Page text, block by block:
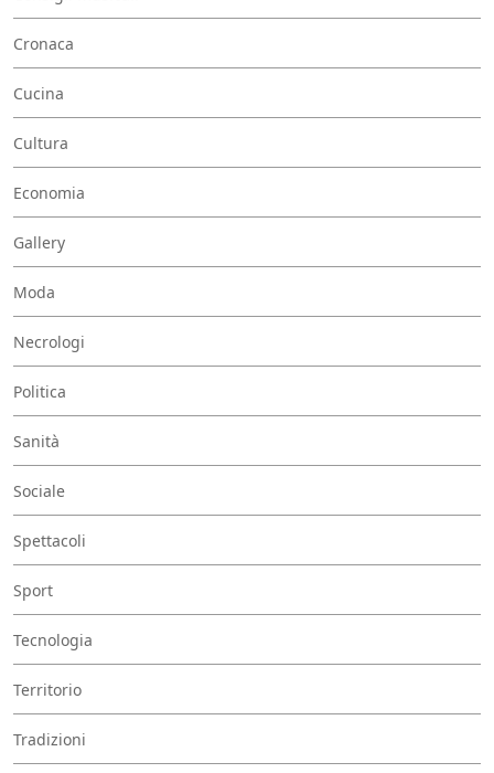
Cronaca
Cucina
Cultura
Economia
Gallery
Moda
Necrologi
Politica
Sanità
Sociale
Spettacoli
Sport
Tecnologia
Territorio
Tradizioni